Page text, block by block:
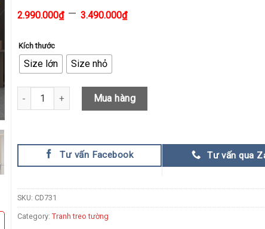
2.990.000₫– 3.490.000₫
Kích thước
Size lớn Size nhỏ
Tranh Sơn Dầu Trừu Tượng Nghệ Thuật quantity
Mua hàng
Tư vấn Facebook Tư vấn qua
SKU: CD731
Category: Tranh treo tường